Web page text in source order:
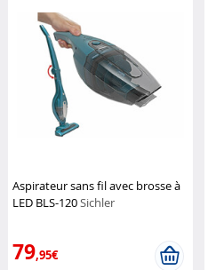
Aspirateur sans fil avec brosse à
LED BLS-120Sichler
79,95€